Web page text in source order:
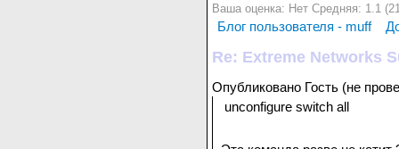
Ваша оценка: Нет Средняя: 1.1 (
Блог пользователя - muff
Re: Extreme Networks
Опубликовано Гость (не
unconfigure switch all